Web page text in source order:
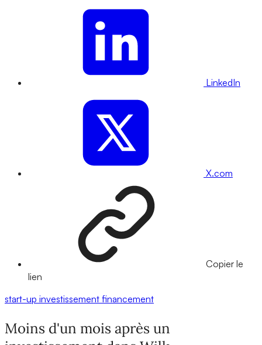
LinkedIn
X.com
Copier le
lien
start-up investissement financement
Moins d'un mois après un